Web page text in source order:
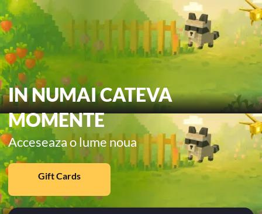
IN NUMAI CATEVA
MOMENTE
Acceseaza o lume noua
Gift Cards